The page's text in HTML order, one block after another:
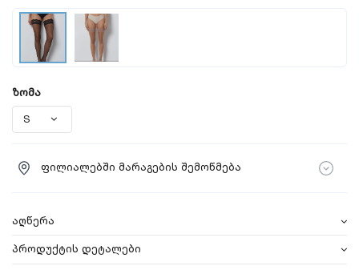
ზომა
ფილიალებში მარაგების შემოწმება
აღწერა
პროდუქტის დეტალები